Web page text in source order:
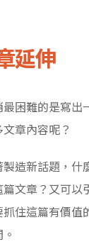
延伸
最困難的是寫出
章內容呢？
製造新話題，什
文章？又可以
抓住這篇有價值